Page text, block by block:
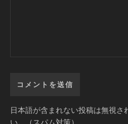
日本語が含まれない投稿は無視さ
い。（スパム対策）